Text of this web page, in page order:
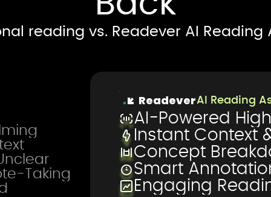
reading vs. Readever AI Reading
Taking
ReadeverAI Reading
AI-Powered
Instant Context
Concept
Smart
Engaging